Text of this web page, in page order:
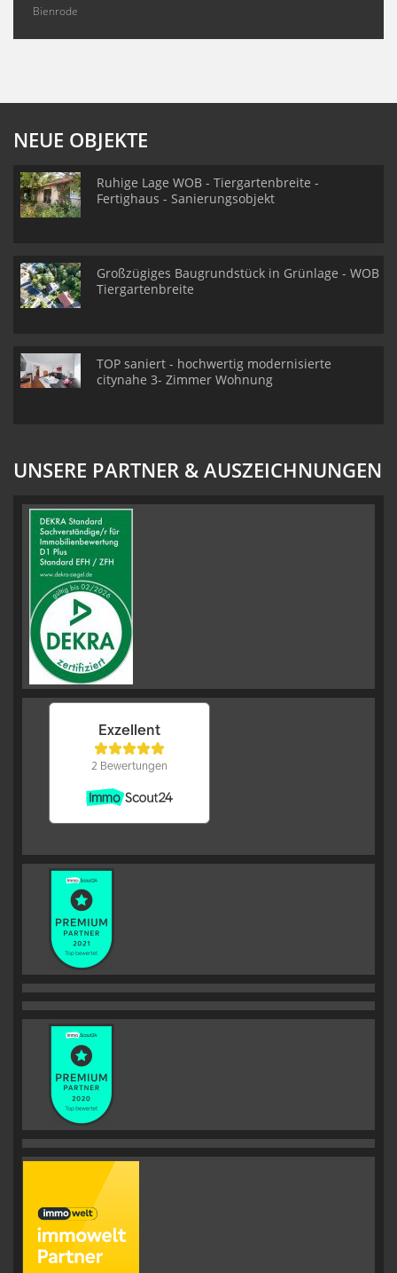
Bienrode
NEUE OBJEKTE
Ruhige Lage WOB - Tiergartenbreite -
Fertighaus - Sanierungsobjekt
Großzügiges Baugrundstück in Grünlage - WOB
Tiergartenbreite
TOP saniert - hochwertig modernisierte
citynahe 3- Zimmer Wohnung
UNSERE PARTNER & AUSZEICHNUNGEN